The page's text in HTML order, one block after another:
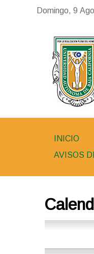
Domingo, 9
INICIO
AVISOS